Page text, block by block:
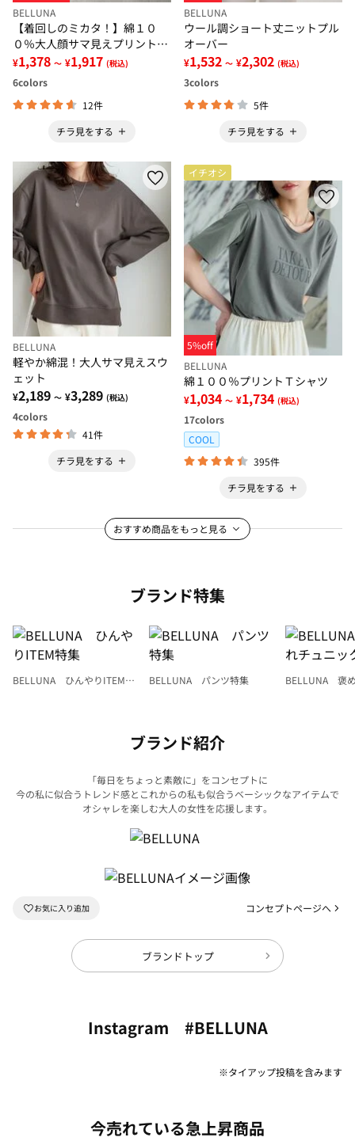
BELLUNA
【着回しのミカタ！】綿１０
０％大人顔サマ見えプリントロ
ンＴ
¥1,378 ～ ¥1,917 (税込)
6colors
12件
チラ見をする
BELLUNA
ウール調ショート丈ニットプル
オーバー
¥1,532 ～ ¥2,302 (税込)
3colors
5件
チラ見をする
BELLUNA
軽やか綿混！大人サマ見えスウ
ェット
¥2,189 ～ ¥3,289 (税込)
4colors
41件
チラ見をする
イチオシ
5%off
BELLUNA
綿１００％プリントＴシャツ
¥1,034 ～ ¥1,734 (税込)
17colors
COOL
395件
チラ見をする
おすすめ商品をもっと見る
ブランド特集
BELLUNA ひんやりITEM特
BELLUNA パンツ特集
BELLUNA 褒
ブランド紹介
「毎日をちょっと素敵に」をコンセプトに
今の私に似合うトレンド感とこれからの私も似合うベーシックなアイテムで
オシャレを楽しむ大人の女性を応援します。
コンセプトページへ
ブランドトップ
Instagram #BELLUNA
※タイアップ投稿を含みます
今売れている急上昇商品